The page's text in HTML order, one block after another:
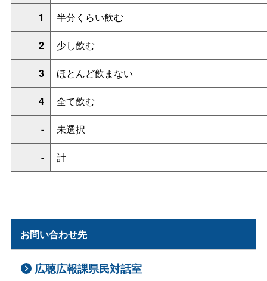
1 半分くらい飲む
2 少し飲む
3 ほとんど飲まない
4 全て飲む
- 未選択
- 計
お問い合わせ先
広聴広報課県民対話室